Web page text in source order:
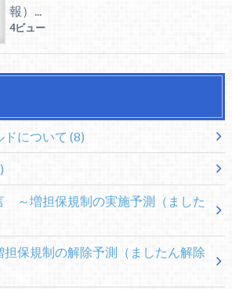
報）...
4ビュー
ドについて (8)
～増担保規制の実施予測（ました
保規制の解除予測（ましたん解除